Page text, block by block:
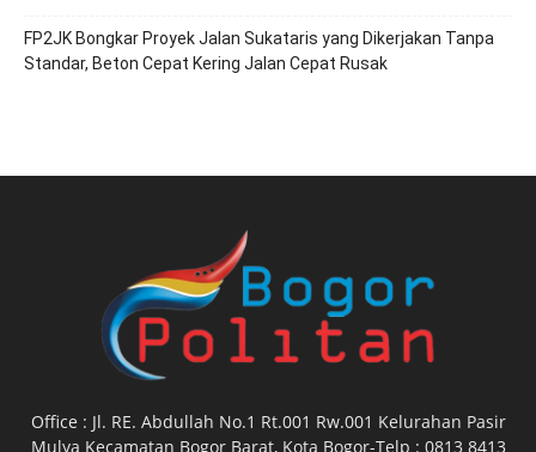
FP2JK Bongkar Proyek Jalan Sukataris yang Dikerjakan Tanpa
Standar, Beton Cepat Kering Jalan Cepat Rusak
Office : Jl. RE. Abdullah No.1 Rt.001 Rw.001 Kelurahan Pasir
Mulya Kecamatan Bogor Barat, Kota Bogor-Telp : 0813 8413